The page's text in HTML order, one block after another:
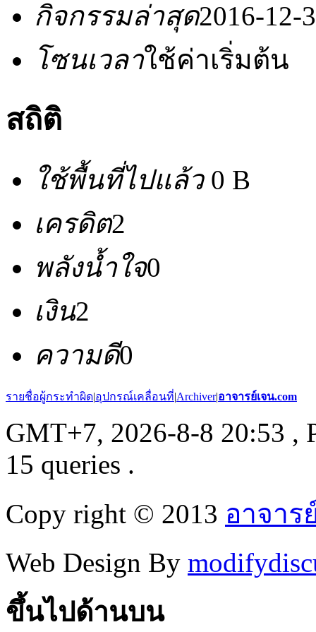
กิจกรรมล่าสุด2016-12-
โซนเวลาใช้ค่าเริ่มต้น
สถิติ
ใช้พื้นที่ไปแล้ว0 B
เครดิต2
พลังน้ำใจ0
เงิน2
ความดี0
รายชื่อผู้กระทำผิด|อุปกรณ์เคลื่อนที่|Archiver|อาจารย์เจน.com
GMT+7, 2026-8-8 20:53 ,
15 queries .
Copy right © 2013 อาจาร
Web Design By
ขึ้นไปด้านบน